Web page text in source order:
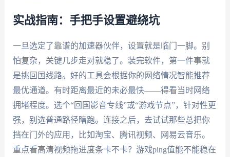
实战指南：手把手设置避绕坑
一旦选定了靠谱的加速器伙伴，设置就是临门一脚。别
怕复杂，关键几步走对就稳了。装完软件，第一件事就
是挑回国线路。好的工具会根据你的网络情况智能推荐
最优通道。有时距离最近的未必最快——得看当时网络
拥堵程度。选个“回国影音专线”或“游戏节点”，针对性更
强，别选普通路径瞎跑。连接之后，去试试那些总把你
挡在门外的应用，比如淘宝、腾讯视频、网易云音乐。
重点看高清视频拖进度条卡不卡？游戏ping值能不能稳在